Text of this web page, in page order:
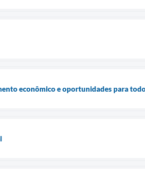
econômico e oportunidades para